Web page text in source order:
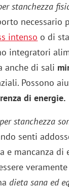
stanchezza
necessario
intenso o di
integratori
anche di sali
Possono
di energie.
per stanchezza
senti
e mancanza di
dieta sana ed